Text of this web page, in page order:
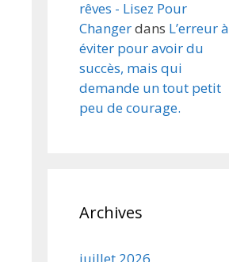
rêves - Lisez Pour
Changerdans L’erreur à
éviter pour avoir du
succès, mais qui
demande un tout petit
peu de courage.
Archives